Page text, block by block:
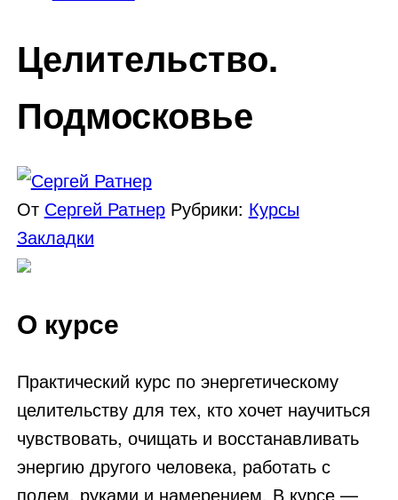
Целительство.
Подмосковье
От Сергей Ратнер Рубрики: Курсы
Закладки
О курсе
Практический курс по энергетическому
целительству для тех, кто хочет научиться
чувствовать, очищать и восстанавливать
энергию другого человека, работать с
полем, руками и намерением. В курсе —